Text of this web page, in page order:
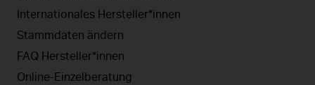
Internationales Hersteller*innen
Stammdaten ändern
FAQ Hersteller*innen
Online-Einzelberatung